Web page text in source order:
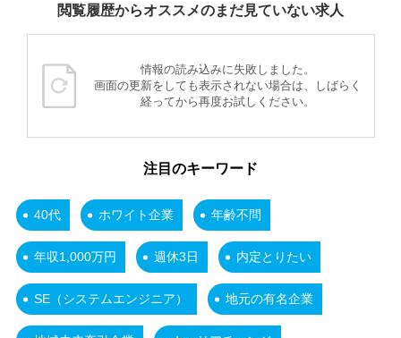
閲覧履歴からオススメのまだ見ていない求人
情報の読み込みに失敗しました。
画面の更新をしても表示されない場合は、しばらく
経ってから再度お試しください。
注目のキーワード
40代 ホワイト企業 年齢不問
年収1,000万円 週休3日 内定とりたい
SE（システムエンジニア） 地元の有名企業